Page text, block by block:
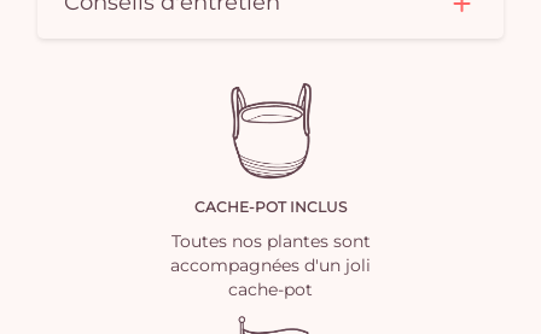
CACHE-POT INCLUS
Toutes nos plantes sont
accompagnées d'un joli
cache-pot